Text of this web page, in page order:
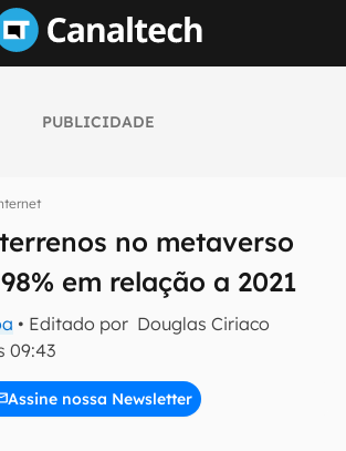
PUBLICIDADE
no metaverso
em relação a 2021
• Editado por Douglas Ciriaco
09:43
Assine nossa Newsletter
sobre tecnologia em primeira